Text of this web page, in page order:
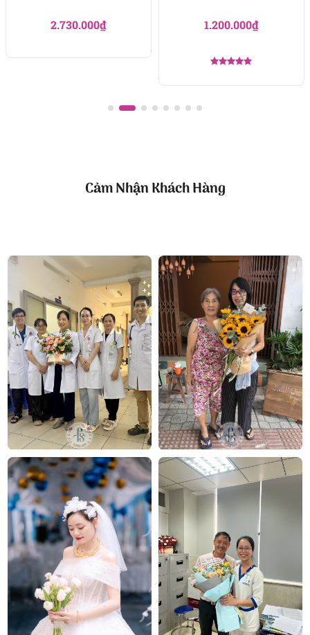
2.730.000₫ 1.200.000₫
Cảm Nhận Khách Hàng